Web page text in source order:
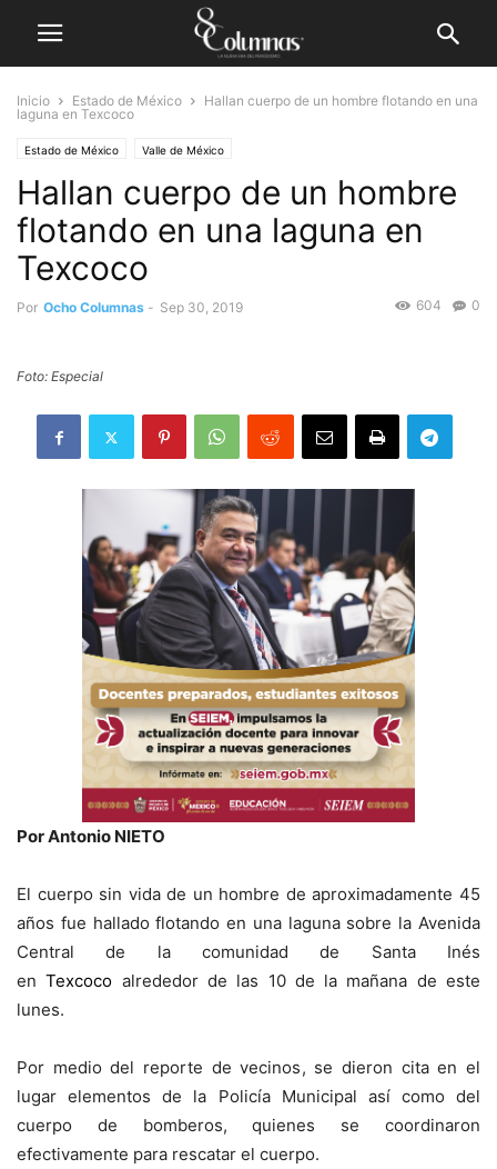
Inicio Estado de México
Hallan cuerpo de un hombre flotando en una
laguna en Texcoco
Estado de México Valle de México
Hallan cuerpo de un hombre
flotando en una laguna en
Texcoco
Por Ocho Columnas - Sep 30, 2019 0
604
Foto: Especial
Por Antonio NIETO
El cuerpo sin vida de un hombre de aproximadamente 45
años fue hallado flotando en una laguna sobre la Avenida
Central de la comunidad de Santa Inés
enTexcoco alrededor de las 10 de la mañana de este
lunes.
Por medio del reporte de vecinos, se dieron cita en el
lugar elementos de la Policía Municipal así como del
cuerpo de bomberos, quienes se coordinaron
efectivamente para rescatar el cuerpo.